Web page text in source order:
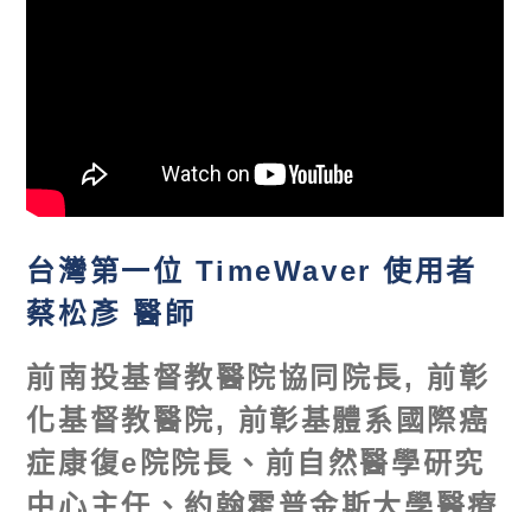
台灣第一位 TimeWaver使用者
蔡松彥 醫師
前南投基督教醫院協同院長, 前彰
化基督教醫院, 前彰基體系國際癌
症康復e 院院長、前自然醫學研究
中心主任、約翰霍普金斯大學醫療